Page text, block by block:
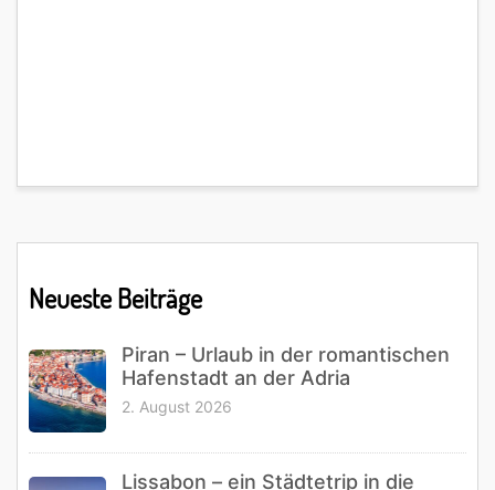
Sidebar
Neueste Beiträge
Piran – Urlaub in der romantischen
Hafenstadt an der Adria
2. August 2026
Lissabon – ein Städtetrip in die